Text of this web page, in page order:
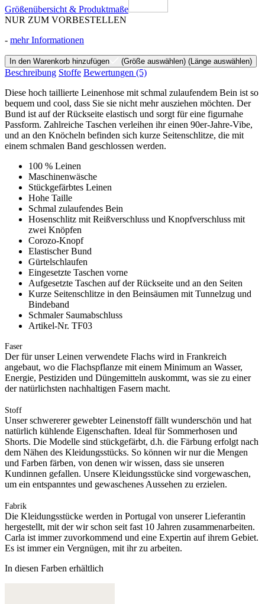
Größenübersicht & Produktmaße
NUR ZUM VORBESTELLEN
- mehr Informationen
In den Warenkorb hinzufügen (Größe auswählen) (Länge auswählen)
Beschreibung Stoffe Bewertungen (5)
Diese hoch taillierte Leinenhose mit schmal zulaufendem Bein ist so
bequem und cool, dass Sie sie nicht mehr ausziehen möchten. Der
Bund ist auf der Rückseite elastisch und sorgt für eine figurnahe
Passform. Zahlreiche Taschen verleihen ihr einen 90er-Jahre-Vibe,
und an den Knöcheln befinden sich kurze Seitenschlitze, die mit
einem schmalen Band geschlossen werden.
100 % Leinen
Maschinenwäsche
Stückgefärbtes Leinen
Hohe Taille
Schmal zulaufendes Bein
Hosenschlitz mit Reißverschluss und Knopfverschluss mit
zwei Knöpfen
Corozo-Knopf
Elastischer Bund
Gürtelschlaufen
Eingesetzte Taschen vorne
Aufgesetzte Taschen auf der Rückseite und an den Seiten
Kurze Seitenschlitze in den Beinsäumen mit Tunnelzug und
Bindeband
Schmaler Saumabschluss
Artikel-Nr. TF03
Faser
Der für unser Leinen verwendete Flachs wird in Frankreich
angebaut, wo die Flachspflanze mit einem Minimum an Wasser,
Energie, Pestiziden und Düngemitteln auskommt, was sie zu einer
der natürlichsten nachhaltigen Fasern macht.
Stoff
Unser schwererer gewebter Leinenstoff fällt wunderschön und hat
natürlich kühlende Eigenschaften. Ideal für Sommerhosen und
Shorts. Die Modelle sind stückgefärbt, d.h. die Färbung erfolgt nach
dem Nähen des Kleidungsstücks. So können wir nur die Mengen
und Farben färben, von denen wir wissen, dass sie unseren
Kundinnen gefallen. Unsere Kleidungsstücke sind vorgewaschen,
um ein entspanntes und gewaschenes Aussehen zu erzielen.
Fabrik
Die Kleidungsstücke werden in Portugal von unserer Lieferantin
hergestellt, mit der wir schon seit fast 10 Jahren zusammenarbeiten.
Carla ist immer zuvorkommend und eine Expertin auf ihrem Gebiet.
Es ist immer ein Vergnügen, mit ihr zu arbeiten.
In diesen Farben erhältlich